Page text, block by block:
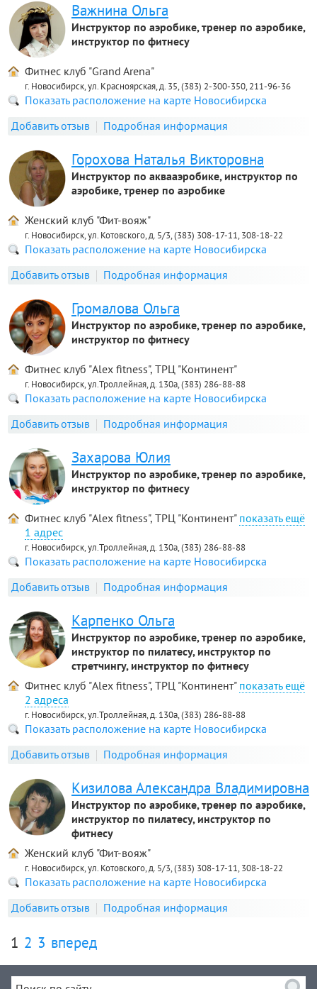
Важнина Ольга
Инструктор по аэробике, тренер по аэробике,
инструктор по фитнесу
Фитнес клуб "Grand Arena"
г. Новосибирск, ул. Красноярская, д. 35, (383) 2-300-350, 211-96-36
Показать расположение на карте Новосибирска
Добавить отзыв
Подробная информация
Горохова Наталья Викторовна
Инструктор по аквааэробике, инструктор по
аэробике, тренер по аэробике
Женский клуб "Фит-вояж"
г. Новосибирск, ул. Котовского, д. 5/3, (383) 308-17-11, 308-18-22
Показать расположение на карте Новосибирска
Добавить отзыв
Подробная информация
Громалова Ольга
Инструктор по аэробике, тренер по аэробике,
инструктор по фитнесу
Фитнес клуб "Alex fitness", ТРЦ "Континент"
г. Новосибирск, ул.Троллейная, д. 130а, (383) 286-88-88
Показать расположение на карте Новосибирска
Добавить отзыв
Подробная информация
Захарова Юлия
Инструктор по аэробике, тренер по аэробике,
инструктор по фитнесу
Фитнес клуб "Alex fitness", ТРЦ "Континент"
1 адрес
г. Новосибирск, ул.Троллейная, д. 130а, (383) 286-88-88
Показать расположение на карте Новосибирска
Добавить отзыв
Подробная информация
Карпенко Ольга
Инструктор по аэробике, тренер по аэробике,
инструктор по пилатесу, инструктор по
стретчингу, инструктор по фитнесу
Фитнес клуб "Alex fitness", ТРЦ "Континент"
2 адреса
г. Новосибирск, ул.Троллейная, д. 130а, (383) 286-88-88
Показать расположение на карте Новосибирска
Добавить отзыв
Подробная информация
Кизилова Александра Владимировна
Инструктор по аэробике, тренер по аэробике,
инструктор по пилатесу, инструктор по
фитнесу
Женский клуб "Фит-вояж"
г. Новосибирск, ул. Котовского, д. 5/3, (383) 308-17-11, 308-18-22
Показать расположение на карте Новосибирска
Добавить отзыв
Подробная информация
1 2 3 вперед